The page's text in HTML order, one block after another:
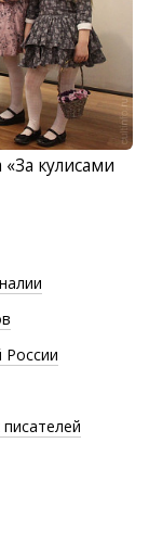
кулисами
России